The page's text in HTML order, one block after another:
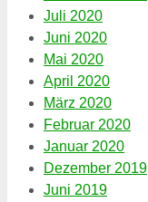
Juli 2020
Juni 2020
Mai 2020
April 2020
März 2020
Februar 2020
Januar 2020
Dezember 2019
Juni 2019